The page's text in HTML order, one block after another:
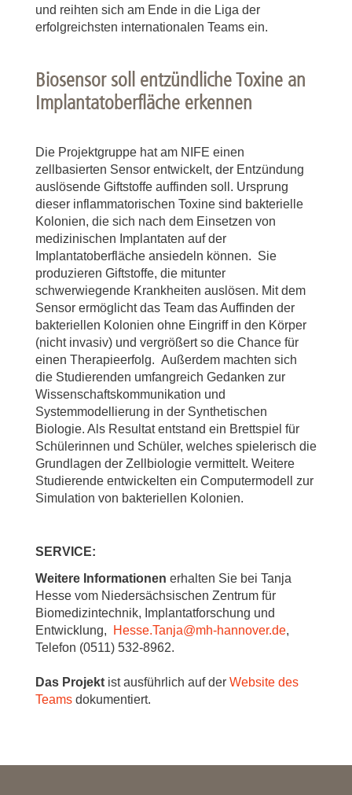
und reihten sich am Ende in die Liga der
erfolgreichsten internationalen Teams ein.
Biosensor soll entzündliche Toxine an
Implantatoberfläche erkennen
Die Projektgruppe hat am NIFE einen
zellbasierten Sensor entwickelt, der Entzündung
auslösende Giftstoffe auffinden soll. Ursprung
dieser inflammatorischen Toxine sind bakterielle
Kolonien, die sich nach dem Einsetzen von
medizinischen Implantaten auf der
Implantatoberfläche ansiedeln können. Sie
produzieren Giftstoffe, die mitunter
schwerwiegende Krankheiten auslösen. Mit dem
Sensor ermöglicht das Team das Auffinden der
bakteriellen Kolonien ohne Eingriff in den Körper
(nicht invasiv) und vergrößert so die Chance für
einen Therapieerfolg. Außerdem machten sich
die Studierenden umfangreich Gedanken zur
Wissenschaftskommunikation und
Systemmodellierung in der Synthetischen
Biologie. Als Resultat entstand ein Brettspiel für
Schülerinnen und Schüler, welches spielerisch die
Grundlagen der Zellbiologie vermittelt. Weitere
Studierende entwickelten ein Computermodell zur
Simulation von bakteriellen Kolonien.
SERVICE:
Weitere Informationen erhalten Sie bei Tanja
Hesse vom Niedersächsischen Zentrum für
Biomedizintechnik, Implantatforschung und
Entwicklung,
Hesse.Tanja@mh-hannover.de,
Telefon (0511) 532-8962.
Das Projekt ist ausführlich auf der Website des
Teams dokumentiert.